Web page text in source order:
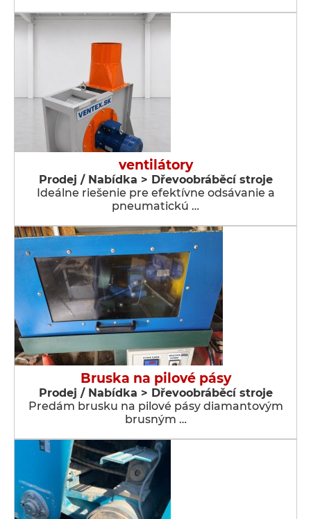
ventilátory
Prodej / Nabídka > Dřevoobráběcí stroje
Ideálne riešenie pre efektívne odsávanie a
pneumatickú …
Bruska na pilové pásy
Prodej / Nabídka > Dřevoobráběcí stroje
Predám brusku na pilové pásy diamantovým
brusným …